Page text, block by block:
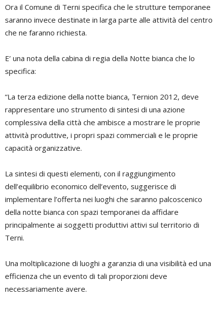
Ora il Comune di Terni specifica che le strutture temporanee
saranno invece destinate in larga parte alle attività del centro
che ne faranno richiesta.
E’ una nota della cabina di regia della Notte bianca che lo
specifica:
“La terza edizione della notte bianca, Ternion 2012, deve
rappresentare uno strumento di sintesi di una azione
complessiva della città che ambisce a mostrare le proprie
attività produttive, i propri spazi commerciali e le proprie
capacità organizzative.
La sintesi di questi elementi, con il raggiungimento
dell’equilibrio economico dell’evento, suggerisce di
implementare l’offerta nei luoghi che saranno palcoscenico
della notte bianca con spazi temporanei da affidare
principalmente ai soggetti produttivi attivi sul territorio di
Terni.
Una moltiplicazione di luoghi a garanzia di una visibilità ed una
efficienza che un evento di tali proporzioni deve
necessariamente avere.